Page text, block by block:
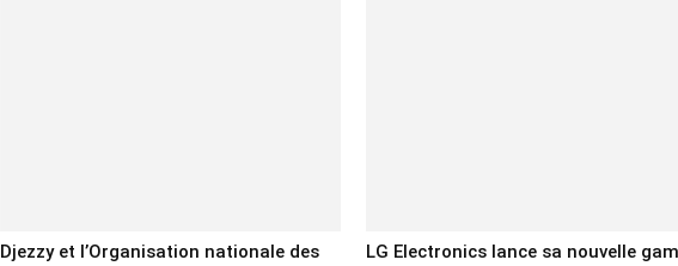
Djezzy et l’Organisation nationale des
LG Electronics lance sa nouvelle